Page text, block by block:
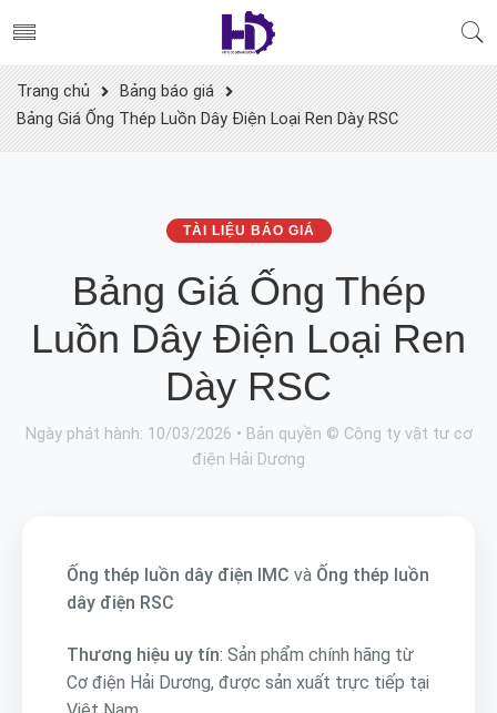
Trang chủ
Bảng báo giá
Bảng Giá Ống Thép Luồn Dây Điện Loại Ren Dày RSC
TÀI LIỆU BÁO GIÁ
Bảng Giá Ống Thép
Luồn Dây Điện Loại Ren
Dày RSC
Ngày phát hành: 10/03/2026 • Bản quyền © Công ty vật tư cơ
điện Hải Dương
Ống thép luồn dây điện IMC và Ống thép luồn
dây điện RSC
Thương hiệu uy tín: Sản phẩm chính hãng từ
Cơ điện Hải Dương, được sản xuất trực tiếp tại